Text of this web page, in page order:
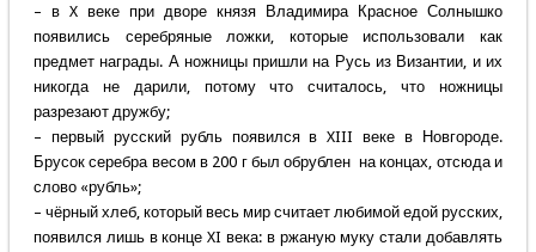
– в X веке при дворе князя Владимира Красное Солнышко
появились серебряные ложки, которые использовали как
предмет награды. А ножницы пришли на Русь из Византии, и их
никогда не дарили, потому что считалось, что ножницы
разрезают дружбу;
– первый русский рубль появился в XIII веке в Новгороде.
Брусок серебра весом в 200 г был обрублен на концах, отсюда и
слово «рубль»;
– чёрный хлеб, который весь мир считает любимой едой русских,
появился лишь в конце XI века: в ржаную муку стали добавлять